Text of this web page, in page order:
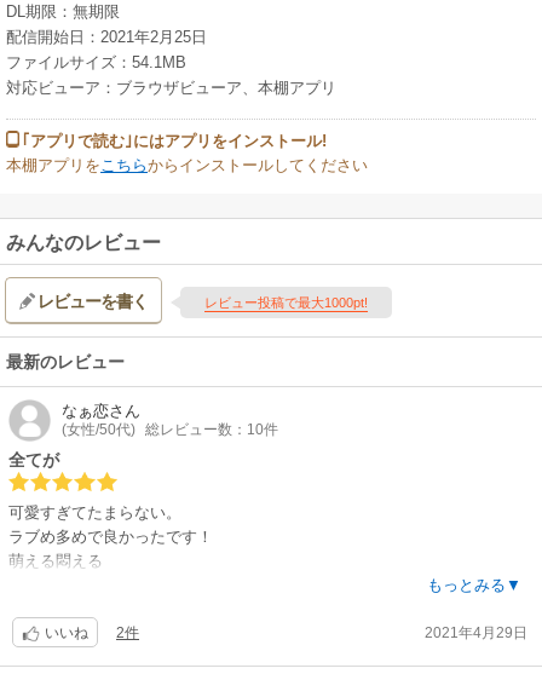
DL期限：無期限
配信開始日：2021年2月25日
ファイルサイズ：54.1MB
対応ビューア：ブラウザビューア、本棚アプリ
｢アプリで読む｣にはアプリをインストール!
本棚アプリを こちらからインストールしてください
みんなのレビュー
レビューを書く レビュー投稿で最大1000pt!
最新のレビュー
なぁ恋さん
(女性/50代) 総レビュー数：10件
全てが
可愛すぎてたまらない。
ラブめ多めで良かったです！
萌える悶える
もっとみる▼
いいね 2件 2021年4月29日